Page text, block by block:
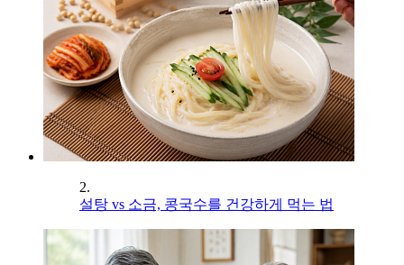
2.
설탕 vs 소금, 콩국수를 건강하게 먹는 법